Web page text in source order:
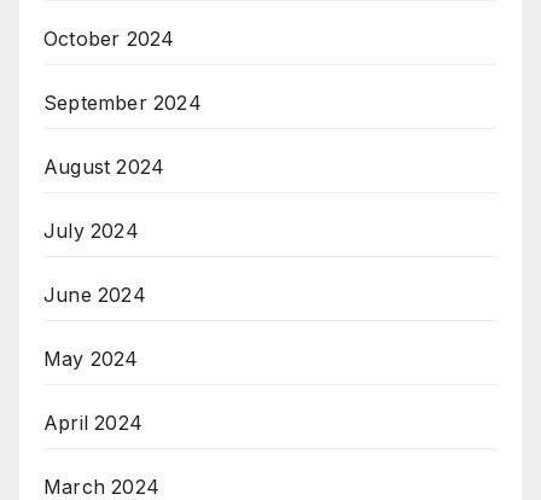
October 2024
September 2024
August 2024
July 2024
June 2024
May 2024
April 2024
March 2024